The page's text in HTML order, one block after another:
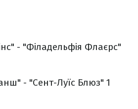
- "Філадельфія Флаєрс"
- "Сент-Луїс Блюз" 1